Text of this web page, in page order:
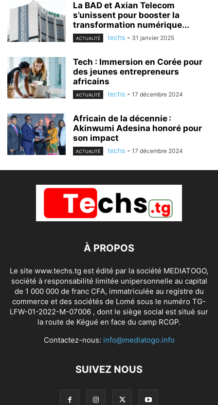
La BAD et Axian Telecom
s’unissent pour booster la
transformation numérique...
ACTUALITÉ techs - 31 janvier 2025
Tech : Immersion en Corée pour
des jeunes entrepreneurs
africains
ACTUALITÉ techs - 17 décembre 2024
Africain de la décennie :
Akinwumi Adesina honoré pour
son impact
ACTUALITÉ techs - 17 décembre 2024
À PROPOS
Le site www.techs.tg est édité par la société MEDIATOGO,
société à responsabilité limitée unipersonnelle au capital
de 1 000 000 de franc CFA, immatriculée au registre du
commerce et des sociétés de Lomé sous le numéro TG-
LFW-01-2022-M-07006 , dont le siège social est situé sur
la route de Kégué en face du camp RCGP.
Contactez-nous: info@mediatogo.info
SUIVEZ NOUS